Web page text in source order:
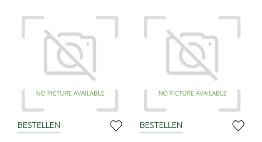
BESTELLEN BESTELLEN